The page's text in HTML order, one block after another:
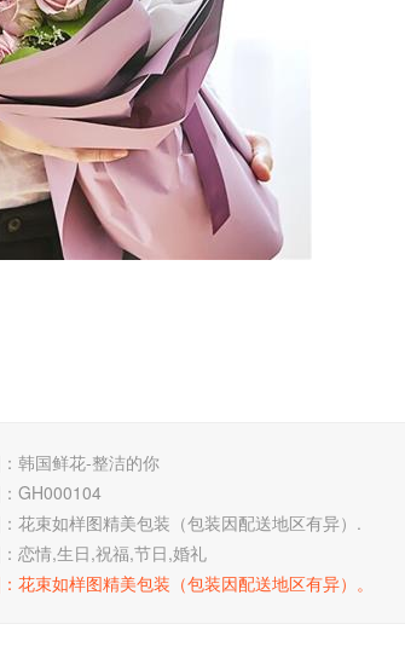
韩国鲜花-整洁的你
GH000104
花束如样图精美包装（包装因配送地区有异）.
恋情,生日,祝福,节日,婚礼
花束如样图精美包装（包装因配送地区有异）。